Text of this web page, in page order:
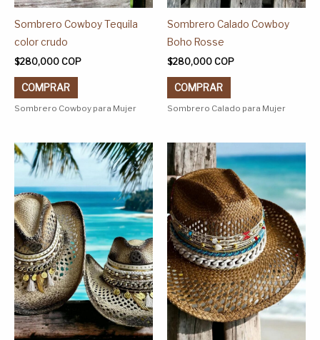
Sombrero Cowboy Tequila
color crudo
$280,000 COP
COMPRAR
la
página
producto
Sombrero Cowboy para Mujer
Sombrero Calado Cowboy
Boho Rosse
$280,000 COP
COMPRAR
la
página
producto
Sombrero Calado para Mujer
Este
producto
tiene
múltiples
variantes.
Las
opciones
se
pueden
elegir
en
Este
producto
tiene
múltiples
variantes.
Las
opciones
se
pueden
elegir
en